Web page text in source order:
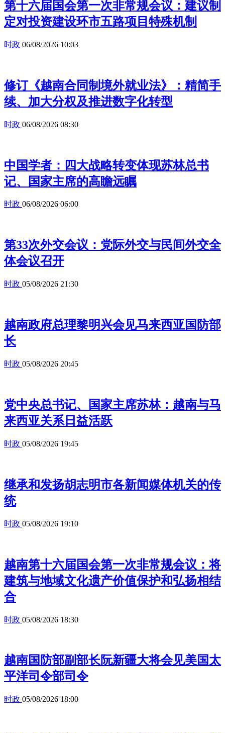
第十六届国会第一次非常规会议：建议制
定对投资建设环市五路项目特殊机制
时政 06/08/2026 10:03
修订《越南合同制境外就业法》：精简手
续、加大分权及推进数字化转型
时政 06/08/2026 08:30
中国学者：四大战略转变体现苏林总书
记、国家主席的高瞻远瞩
时政 06/08/2026 06:00
第33次外交会议：党际外交与民间外交全
体会议召开
时政 05/08/2026 21:30
越南政府总理黎明兴会见马来西亚国防部
长
时政 05/08/2026 20:45
党中央总书记、国家主席苏林：越南与马
来西亚关系日益活跃
时政 05/08/2026 19:45
继承和发扬胡志明市各新闻媒体机关的传
统
时政 05/08/2026 19:10
越南第十六届国会第一次非常规会议：将
建筑与地域文化遗产价值保护和弘扬相结
合
时政 05/08/2026 18:30
越南国防部副部长阮新疆大将会见美国太
平洋司令部司令
时政 05/08/2026 18:00